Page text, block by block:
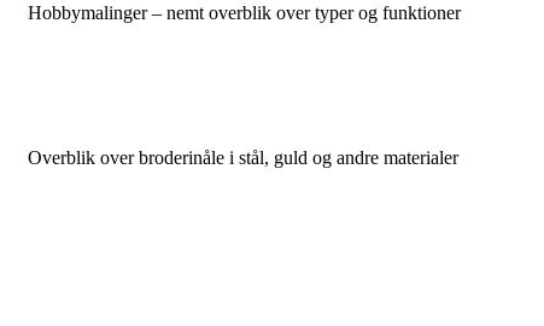
Hobbymalinger – nemt overblik over typer og funktioner
Overblik over broderinåle i stål, guld og andre materialer